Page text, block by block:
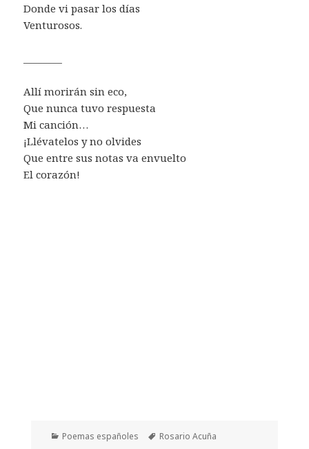
Donde vi pasar los días
Venturosos.
Allí morirán sin eco,
Que nunca tuvo respuesta
Mi canción…
¡Llévatelos y no olvides
Que entre sus notas va envuelto
El corazón!
Categorías
Poemas españoles Etiquetas
Rosario Acuña